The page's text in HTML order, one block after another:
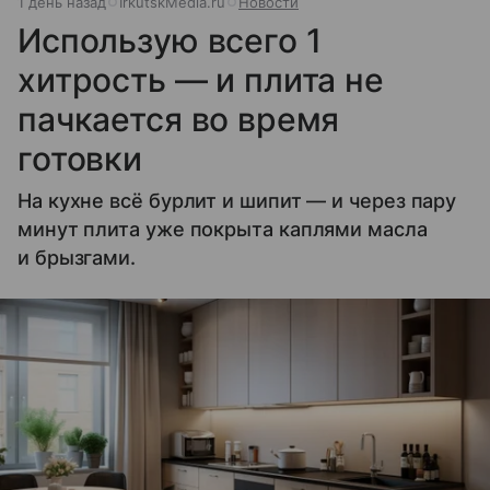
Использую всего 1
хитрость — и плита не
пачкается во время
готовки
На кухне всё бурлит и шипит — и через пару
минут плита уже покрыта каплями масла
и брызгами.